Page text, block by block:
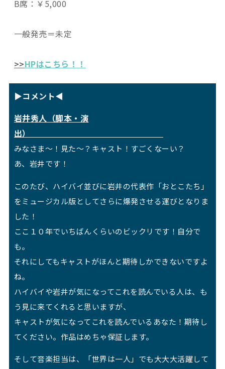
B席：￥5,000
一般発売＝未定
>>HPはこちら！！
▶コメント◀
岩井秀人（脚本・演
出）
みなさま～！見た～？キャスト！すごくなーい？
あ、岩井です！
このたび、ハイバイ並びに岩井の代表作「おとこたち」
をミュージカル版としてさらに爆発させる運びとなりま
した！
ここ１０年でいちばんくらいのビックリです！自分で
も。
それにしてもキャストがほんと期待しかできないですよ
ね。
ハイバイや岩井が気になってこれを読んでいる人は、も
う見に来てくれると思いますが、
キャストが気になってこれを読んでいるあなた！期待し
てください。作品はめちゃ保証します。
そして音楽担当は、「世界は一人」でも大大大活躍して